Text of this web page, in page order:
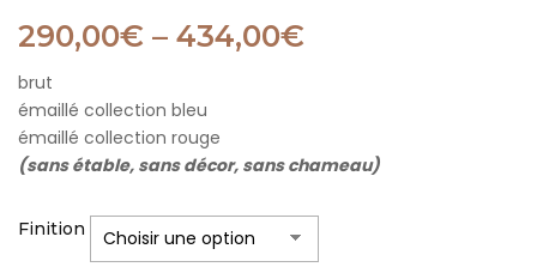
290,00€ – 434,00€
brut
émaillé collection bleu
émaillé collection rouge
(sans étable, sans décor, sans chameau)
Finition